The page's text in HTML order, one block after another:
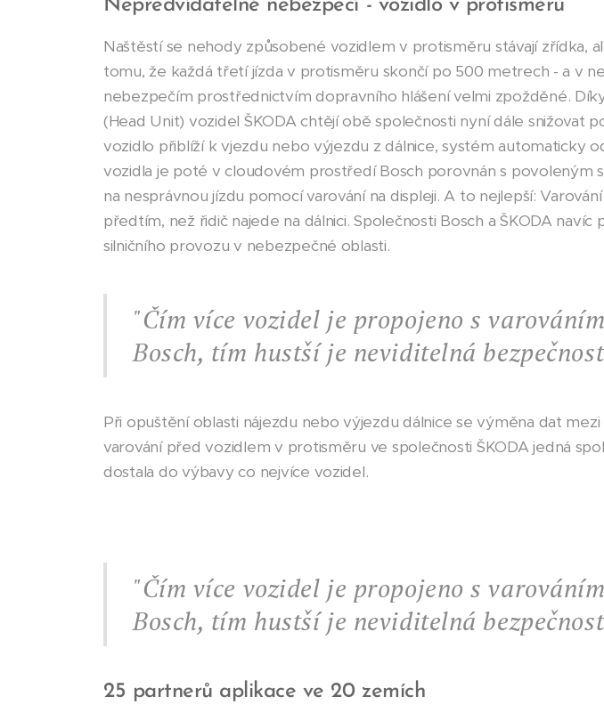
Nepředvídatelné nebezpečí - vozidlo v protisměru
Naštěstí se nehody způsobené vozidlem v protisměru stávají zřídka,
tomu, že každá třetí jízda v protisměru skončí po 500 metrech - a v
nebezpečím prostřednictvím dopravního hlášení velmi zpožděné.
(Head Unit) vozidel ŠKODA chtějí obě společnosti nyní dále
vozidlo přiblíží k vjezdu nebo výjezdu z dálnice, systém automaticky
vozidla je poté v cloudovém prostředí Bosch porovnán s
na nesprávnou jízdu pomocí varování na displeji. A to nejlepší:
předtím, než řidič najede na dálnici. Společnosti Bosch a ŠKODA
silničního provozu v nebezpečné oblasti.
"Čím více vozidel je propojeno s
Bosch, tím hustší je neviditelná
Při opuštění oblasti nájezdu nebo výjezdu dálnice se výměna dat
varování před vozidlem v protisměru ve společnosti ŠKODA jedná
dostala do výbavy co nejvíce vozidel.
"Čím více vozidel je propojeno s
Bosch, tím hustší je neviditelná
25 partnerů aplikace ve 20 zemích